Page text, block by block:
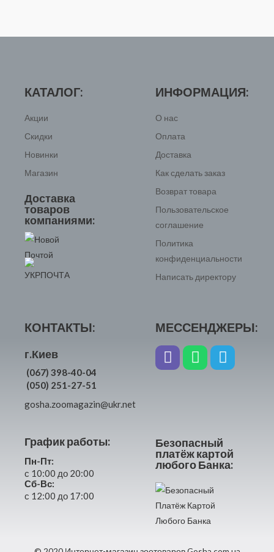
КАТАЛОГ:
Акции
Скидки
Новинки
Магазин
Доставка
товаров
компаниями:
ИНФОРМАЦИЯ:
О нас
Оплата
Доставка
Как сделать заказ
Возврат товара
Пользовательское
соглашение
Политика
конфиденциальности
Написать директору
КОНТАКТЫ:
г.Киев
(067) 398-40-04
(050) 251-27-51
gosha.zoomagazin@ukr.net
График работы:
Пн-Пт:
с 10:00 до 20:00
Сб-Вс:
с 12:00 до 17:00
МЕССЕНДЖЕРЫ:
Безопасный
платёж картой
любого Банка: